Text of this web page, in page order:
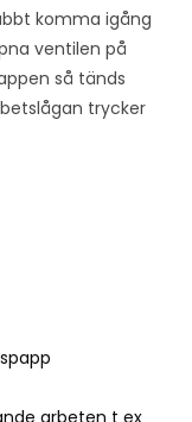
komma igång
ventilen på
så tänds
trycker
arbeten t ex